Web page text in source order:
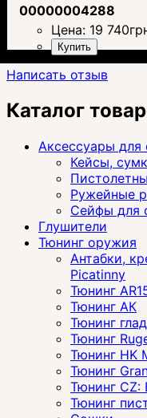
00000004288
Цена: 19 740
Купить
Написать отзыв
Каталог
Аксессуары для
Кейсы,
Ружейные
Сейфы для
Глушители
Тюнинг оружия
Антабки,
Picatinny
Тюнинг
Тюнинг АК
Тюнинг
Тюнинг
Тюнинг HK
Тюнинг
Тюнинг CZ:
Тюнинг